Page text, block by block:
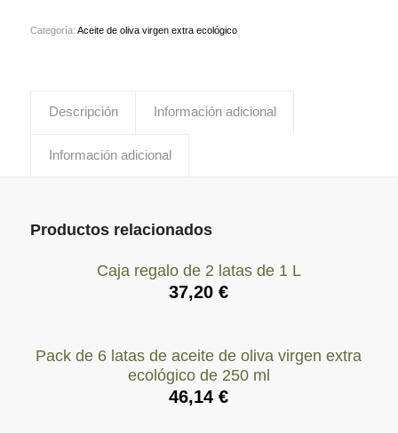
Categoría: Aceite de oliva virgen extra ecológico
Descripción Información adicional
Información adicional
Productos relacionados
Caja regalo de 2 latas de 1 L
37,20€
Pack de 6 latas de aceite de oliva virgen extra
ecológico de 250 ml
46,14€